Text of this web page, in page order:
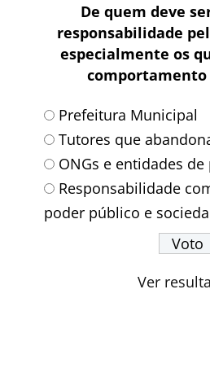
De quem deve
responsabilidade
especialmente os
comportamento
Prefeitura Municipal
Tutores que
ONGs e entidades
Responsabilidade
poder público e
Ver